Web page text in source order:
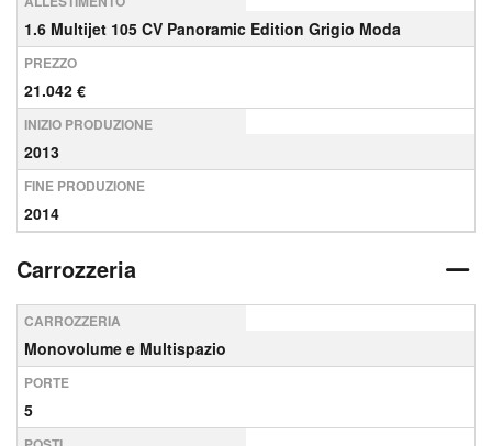
1.6 Multijet 105 CV Panoramic Edition Grigio Moda
PREZZO
21.042 €
INIZIO PRODUZIONE
2013
FINE PRODUZIONE
2014
Carrozzeria
CARROZZERIA
Monovolume e Multispazio
PORTE
5